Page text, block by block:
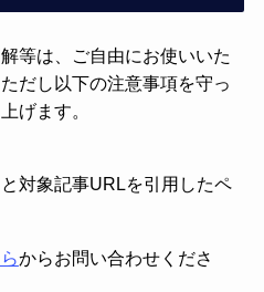
等は、ご自由にお使いいた
だし以下の注意事項を守っ
げます。
対象記事URLを引用したペ
からお問い合わせくださ